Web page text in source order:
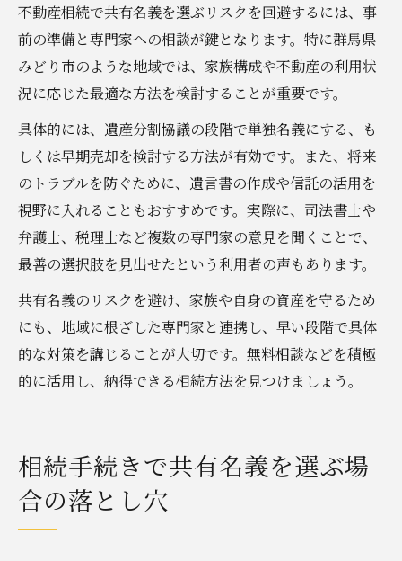
不動産相続で共有名義を選ぶリスクを回避するには、事
前の準備と専門家への相談が鍵となります。特に群馬県
みどり市のような地域では、家族構成や不動産の利用状
況に応じた最適な方法を検討することが重要です。
具体的には、遺産分割協議の段階で単独名義にする、も
しくは早期売却を検討する方法が有効です。また、将来
のトラブルを防ぐために、遺言書の作成や信託の活用を
視野に入れることもおすすめです。実際に、司法書士や
弁護士、税理士など複数の専門家の意見を聞くことで、
最善の選択肢を見出せたという利用者の声もあります。
共有名義のリスクを避け、家族や自身の資産を守るため
にも、地域に根ざした専門家と連携し、早い段階で具体
的な対策を講じることが大切です。無料相談などを積極
的に活用し、納得できる相続方法を見つけましょう。
相続手続きで共有名義を選ぶ場
合の落とし穴